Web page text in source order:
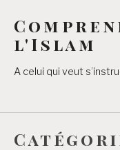
contenu
principal
l'Islam
A celui qui veut